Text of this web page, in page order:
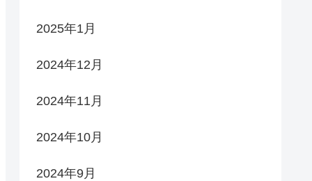
2025年1月
2024年12月
2024年11月
2024年10月
2024年9月